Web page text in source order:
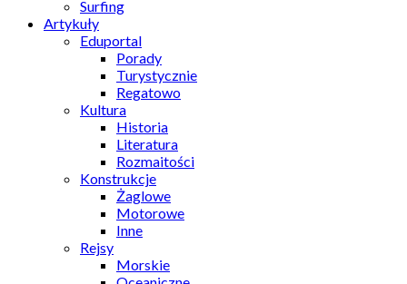
Surfing
Artykuły
Eduportal
Porady
Turystycznie
Regatowo
Kultura
Historia
Literatura
Rozmaitości
Konstrukcje
Żaglowe
Motorowe
Inne
Rejsy
Morskie